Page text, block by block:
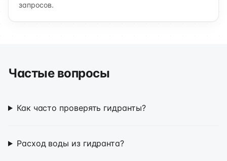
запросов.
Частые вопросы
Как часто проверять гидранты?
Расход воды из гидранта?